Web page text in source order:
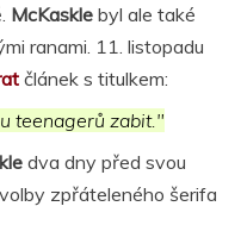
McKaskle byl ale také
ranami. 11. listopadu
článek s titulkem:
teenagerů zabit."
dva dny před svou
zpřáteleného šerifa